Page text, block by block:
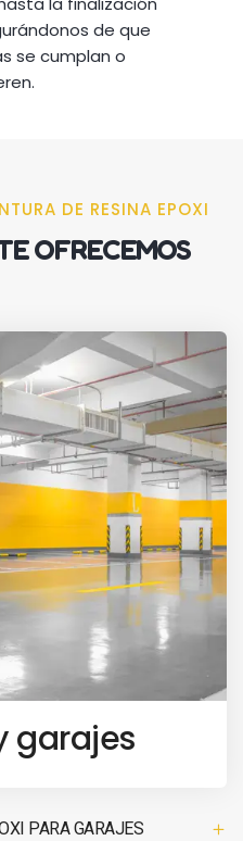
de que
se cumplan o
DE RESINA EPOXI
OFRECEMOS
garajes
PARA GARAJES